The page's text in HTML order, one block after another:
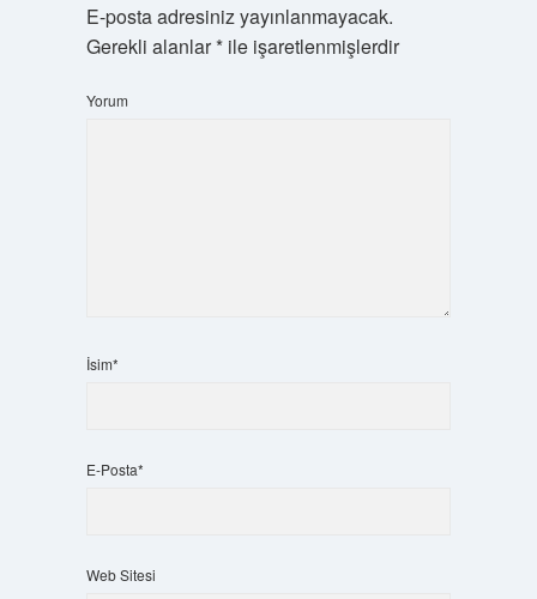
E-posta adresiniz yayınlanmayacak.
Gerekli alanlar*ile işaretlenmişlerdir
Yorum
İsim*
E-Posta*
Web Sitesi